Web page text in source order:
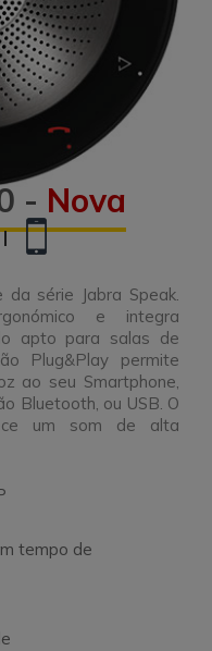
- Nova
|
série Jabra Speak.
e integra
apto para salas de
Plug&Play permite
ao seu Smartphone,
Bluetooth, ou USB. O
um som de alta
tempo de